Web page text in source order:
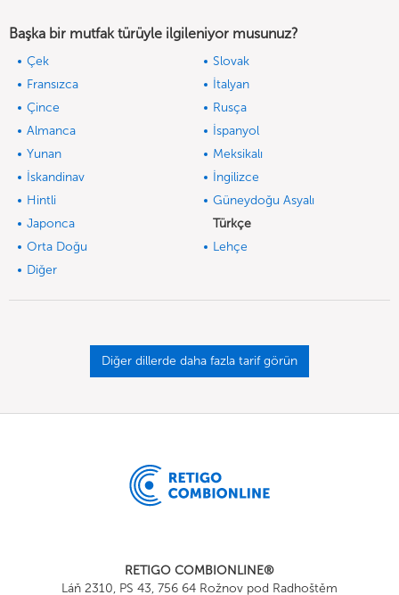
Başka bir mutfak türüyle ilgileniyor musunuz?
Çek
Slovak
Fransızca
İtalyan
Çince
Rusça
Almanca
İspanyol
Yunan
Meksikalı
İskandinav
İngilizce
Hintli
Güneydoğu Asyalı
Japonca
Türkçe
Orta Doğu
Lehçe
Diğer
Diğer dillerde daha fazla tarif görün
RETIGO COMBIONLINE®
Láň 2310, PS 43, 756 64 Rožnov pod Radhoštěm